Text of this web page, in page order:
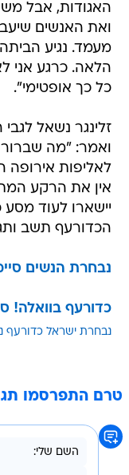
האגודות, אבל
ואת האנשים
מעמד. נגיע
הלאה. כרגע אני
כל כך אופטימי".
זלינגר נשאל
ואמר: "מה שברור
לאליפות אירופה
אין את הרקע
יישארו לעוד מסע
הכדורעף תשב
נבחרת הנשים
כדורעף בוואלה!
נבחרת ישראל כדורעף
טרם התפרסמו